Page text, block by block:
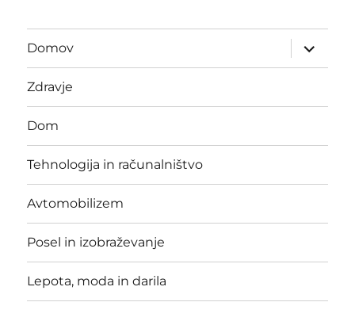
Domov
expand
child
menu
Zdravje
Dom
Tehnologija in računalništvo
Avtomobilizem
Posel in izobraževanje
Lepota, moda in darila